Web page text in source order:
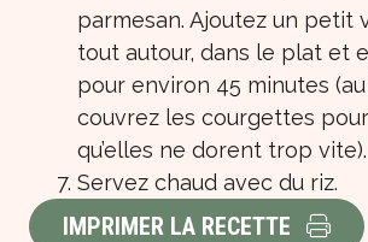
parmesan. Ajoutez un petit
tout autour, dans le plat et
pour environ 45 minutes
couvrez les courgettes
qu’elles ne dorent trop vite).
Servez chaud avec du riz.
IMPRIMER LA RECETTE